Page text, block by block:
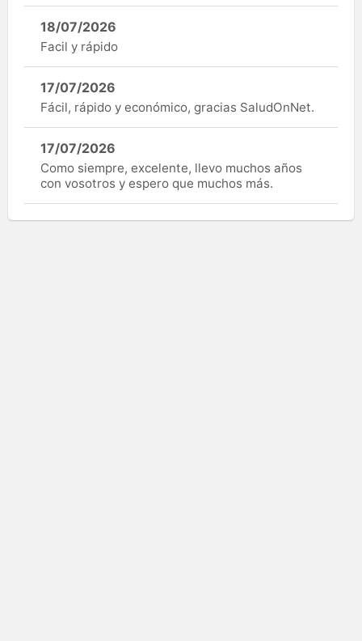
18/07/2026
Facil y rápido
17/07/2026
Fácil, rápido y económico, gracias SaludOnNet.
17/07/2026
Como siempre, excelente, llevo muchos años
con vosotros y espero que muchos más.